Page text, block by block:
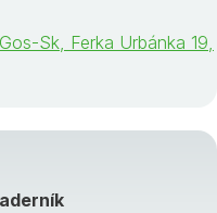
Sk, Ferka Urbánka 19,